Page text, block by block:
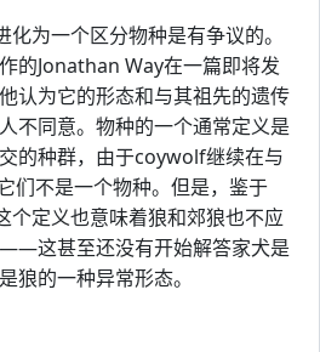
为一个区分物种是有争议的。
的Jonathan Way在一篇即将发
认为它的形态和与其祖先的遗传
不同意。物种的一个通常定义是
的种群，由于coywolf继续在与
不是一个物种。但是，鉴于
定义也意味着狼和郊狼也不应
这甚至还没有开始解答家犬是
狼的一种异常形态。